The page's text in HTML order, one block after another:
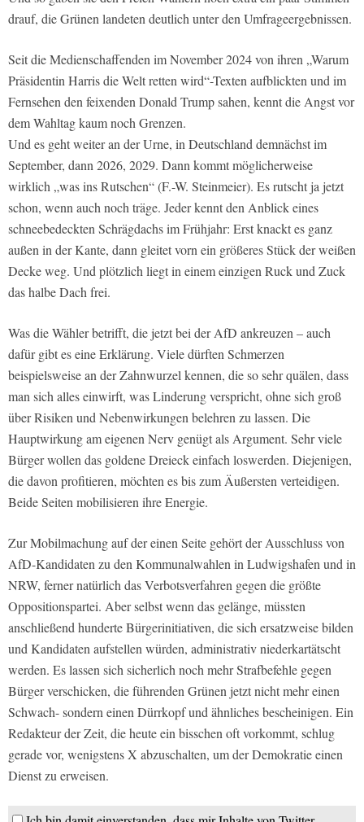
drauf, die Grünen landeten deutlich unter den Umfrageergebnissen.
Seit die Medienschaffenden im November 2024 von ihren „Warum
Präsidentin Harris die Welt retten wird“-Texten aufblickten und im
Fernsehen den feixenden Donald Trump sahen, kennt die Angst vor
dem Wahltag kaum noch Grenzen.
Und es geht weiter an der Urne, in Deutschland demnächst im
September, dann 2026, 2029. Dann kommt möglicherweise
wirklich „was ins Rutschen“ (F.-W. Steinmeier). Es rutscht ja jetzt
schon, wenn auch noch träge. Jeder kennt den Anblick eines
schneebedeckten Schrägdachs im Frühjahr: Erst knackt es ganz
außen in der Kante, dann gleitet vorn ein größeres Stück der weißen
Decke weg. Und plötzlich liegt in einem einzigen Ruck und Zuck
das halbe Dach frei.
Was die Wähler betrifft, die jetzt bei der AfD ankreuzen – auch
dafür gibt es eine Erklärung. Viele dürften Schmerzen
beispielsweise an der Zahnwurzel kennen, die so sehr quälen, dass
man sich alles einwirft, was Linderung verspricht, ohne sich groß
über Risiken und Nebenwirkungen belehren zu lassen. Die
Hauptwirkung am eigenen Nerv genügt als Argument. Sehr viele
Bürger wollen das goldene Dreieck einfach loswerden. Diejenigen,
die davon profitieren, möchten es bis zum Äußersten verteidigen.
Beide Seiten mobilisieren ihre Energie.
Zur Mobilmachung auf der einen Seite gehört der Ausschluss von
AfD-Kandidaten zu den Kommunalwahlen in Ludwigshafen und in
NRW, ferner natürlich das Verbotsverfahren gegen die größte
Oppositionspartei. Aber selbst wenn das gelänge, müssten
anschließend hunderte Bürgerinitiativen, die sich ersatzweise bilden
und Kandidaten aufstellen würden, administrativ niederkartätscht
werden. Es lassen sich sicherlich noch mehr Strafbefehle gegen
Bürger verschicken, die führenden Grünen jetzt nicht mehr einen
Schwach- sondern einen Dürrkopf und ähnliches bescheinigen. Ein
Redakteur der Zeit, die heute ein bisschen oft vorkommt, schlug
gerade vor, wenigstens X abzuschalten, um der Demokratie einen
Dienst zu erweisen.